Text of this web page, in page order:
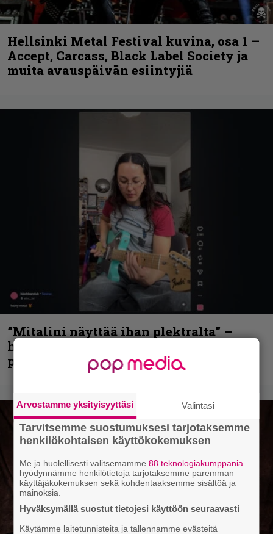
Hellsinki Metal Festival kuvina, osa 1 –
Accept, Carcass, Black Label Society ja
muita avauspäivän esiintyjiä
”Mitalini näyttää ihan plektralta” –
huippu-uimari jamittelee Megadethiä
palkinnollaan
Arvostamme yksityisyyttäsi Valintasi
Tarvitsemme suostumuksesi tarjotaksemme
henkilökohtaisen käyttökokemuksen
Me ja huolellisesti valitsemamme88 teknologiakumppania
hyödynnämme henkilötietoja tarjotaksemme paremman
käyttäjäkokemuksen sekä kohdentaaksemme sisältöä ja
mainoksia.
Hyväksymällä suostut tietojesi käyttöön seuraavasti
Käytämme laitetunnisteita ja tallennamme evästeitä